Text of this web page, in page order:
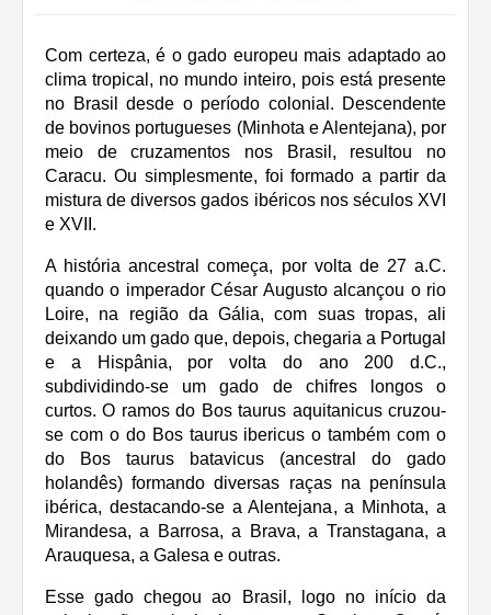
Com certeza, é o gado europeu mais adaptado ao
clima tropical, no mundo inteiro, pois está presente
no Brasil desde o período colonial. Descendente
de bovinos portugueses (Minhota e Alentejana), por
meio de cruzamentos nos Brasil, resultou no
Caracu. Ou simplesmente, foi formado a partir da
mistura de diversos gados ibéricos nos séculos XVI
e XVII.
A história ancestral começa, por volta de 27 a.C.
quando o imperador César Augusto alcançou o rio
Loire, na região da Gália, com suas tropas, ali
deixando um gado que, depois, chegaria a Portugal
e a Hispânia, por volta do ano 200 d.C.,
subdividindo-se um gado de chifres longos o
curtos. O ramos do Bos taurus aquitanicus cruzou-
se com o do Bos taurus ibericus o também com o
do Bos taurus batavicus (ancestral do gado
holandês) formando diversas raças na península
ibérica, destacando-se a Alentejana, a Minhota, a
Mirandesa, a Barrosa, a Brava, a Transtagana, a
Arauquesa, a Galesa e outras.
Esse gado chegou ao Brasil, logo no início da